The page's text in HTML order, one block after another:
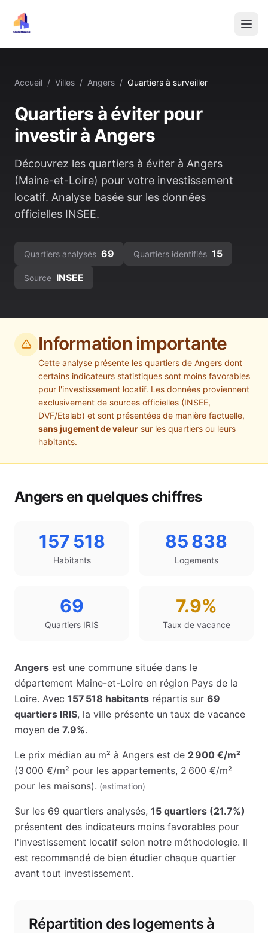
Accueil / Villes / Angers / Quartiers à surveiller
Quartiers à éviter pour
investir à Angers
Découvrez les quartiers à éviter à Angers
(Maine-et-Loire) pour votre investissement
locatif. Analyse basée sur les données
officielles INSEE.
Quartiers analysés 69 Quartiers identifiés 15
Source INSEE
Information importante
Cette analyse présente les quartiers de Angers dont
certains indicateurs statistiques sont moins favorables
pour l'investissement locatif. Les données proviennent
exclusivement de sources officielles (INSEE,
DVF/Etalab) et sont présentées de manière factuelle,
sans jugement de valeur sur les quartiers ou leurs
habitants.
Angersen quelques chiffres
157 518
Habitants
85 838
Logements
69
Quartiers IRIS
7.9%
Taux de vacance
Angers est une commune située dans le
département Maine-et-Loire en région Pays de la
Loire. Avec 157 518 habitants répartis sur 69
quartiers IRIS, la ville présente un taux de vacance
moyen de 7.9%.
Le prix médian au m² à Angers est de 2 900 €/m²
(3 000 €/m² pour les appartements, 2 600 €/m²
pour les maisons). (estimation)
Sur les 69 quartiers analysés, 15 quartiers (21.7%)
présentent des indicateurs moins favorables pour
l'investissement locatif selon notre méthodologie. Il
est recommandé de bien étudier chaque quartier
avant tout investissement.
Répartition des logements à